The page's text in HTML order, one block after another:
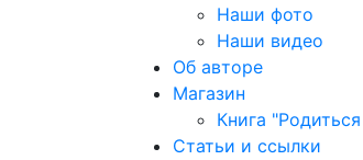
Наши фото
Наши видео
Об авторе
Магазин
Книга
Статьи и ссылки